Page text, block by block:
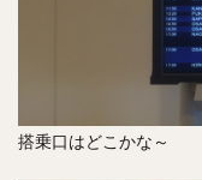
搭乗口はどこかな～